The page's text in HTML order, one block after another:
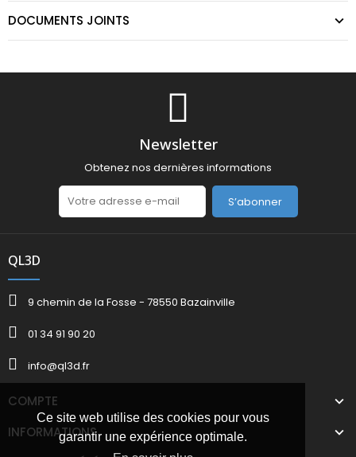
Ce site web utilise des cookies pour vous
garantir une expérience optimale.
DOCUMENTS JOINTS
Newsletter
Obtenez nos dernières informations
S’abonner
QL3D
9 chemin de la Fosse - 78550 Bazainville
01 34 91 90 20
info@ql3d.fr
COMPTE
INFORMATIONS